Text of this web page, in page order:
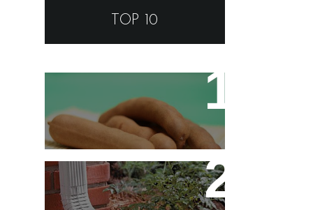
TOP 10
Tamarino Ou Tamarindo?
Qual o Correto?
Decoração - Folhas
[Faça Você Mesmo]